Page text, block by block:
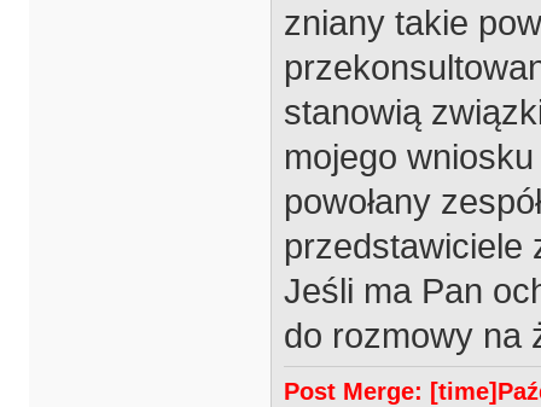
zniany takie
stanowią
mojego wniosku
powołany
przedstawiciele
Jeśli ma Pan
do rozmowy na
Post Merge: